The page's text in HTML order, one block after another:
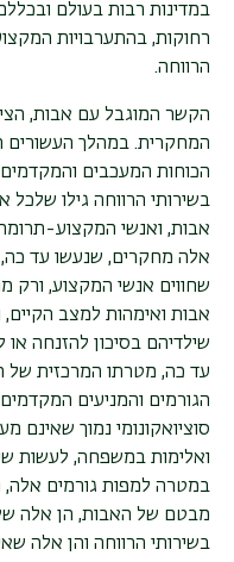
במדינות רבות בעולם
רחוקות, בהתערבויות
הרווחה.
הקשר המוגבל עם אבות,
המחקרית. במהלך העשורים
הכוחות המעכבים
בשירותי הרווחה גילו
אבות, ואנשי המקצוע-
אלה מחקרים, שנעשו עד כה,
שחווים אנשי המקצוע, ורק
אבות ואימהות למצב
שילדיהם בסיכון להזנחה
עד כה, מטרתו המרכזית של
הגורמים והמניעים
סוציואקונומי נמוך שאינם
ואלימות במשפחה, לעשות
במטרה למפות גורמים אלה,
מבטם של האבות, הן אלה
בשירותי הרווחה והן אלה